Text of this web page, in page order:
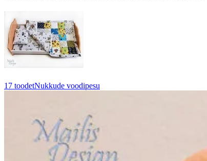
17 toodetNukkude voodipesu